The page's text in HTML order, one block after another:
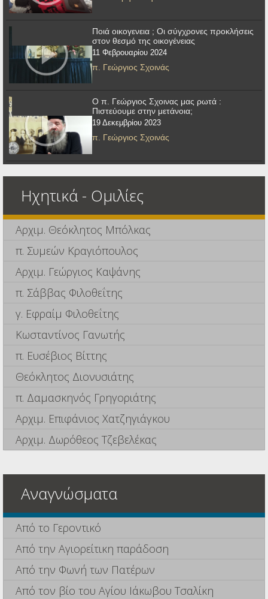
Ποιά οικογενεια ; Οι σύγχρονες προκλήσεις
στον θεσμό της οικογένειας
11 Φεβρουαρίου 2024
π. Γεώργιος Σχοινάς
Ο π. Γεώργιος Σχοινας μας ρωτά :
Πιστεύουμε στην μετάνοια;
19 Δεκεμβρίου 2023
π. Γεώργιος Σχοινάς
Ηχητικά - Ομιλίες
Αρχιμ. Θεόκλητος Μπόλκας
π. Συμεών Κραγιόπουλος
Αρχιμ. Γεώργιος Καψάνης
π. Σάββας Φιλοθεΐτης
γ. Εφραίμ Φιλοθεΐτης
Κωσταντίνος Γανωτής
π. Ευσέβιος Βίττης
Θεόκλητος Διονυσιάτης
π. Δαμασκηνός Γρηγοριάτης
Αρχιμ. Επιφάνιος Χατζηγιάγκου
Αρχιμ. Δωρόθεος Τζεβελέκας
Αναγνώσματα
Από το Γεροντικό
Από την Αγιορείτικη παράδοση
Από την Φωνή των Πατέρων
Από τον βίο του Αγίου Ιάκωβου Τσαλίκη